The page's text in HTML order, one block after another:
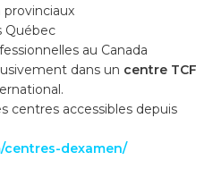
Québec
au Canada
dans un centre TCF
centres accessibles depuis
dexamen/